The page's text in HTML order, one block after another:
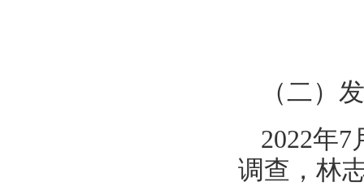
（二）
2022年
调查，林